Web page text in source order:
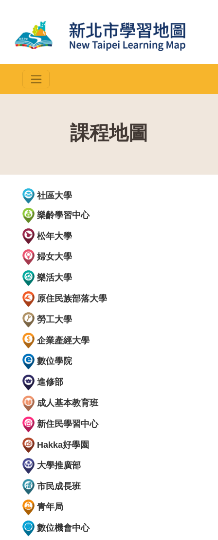
課程地圖
社區大學
樂齡學習中心
松年大學
婦女大學
樂活大學
原住民族部落大學
勞工大學
企業產經大學
數位學院
進修部
成人基本教育班
新住民學習中心
Hakka好學園
大學推廣部
市民成長班
青年局
數位機會中心